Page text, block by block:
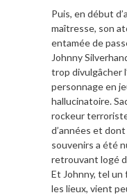
Puis, en début
maîtresse, son
entamée de
Johnny
trop divulgâcher
personnage en
hallucinatoire.
rockeur
d’années et
souvenirs a été
retrouvant logé
Et Johnny, tel
les lieux, vient